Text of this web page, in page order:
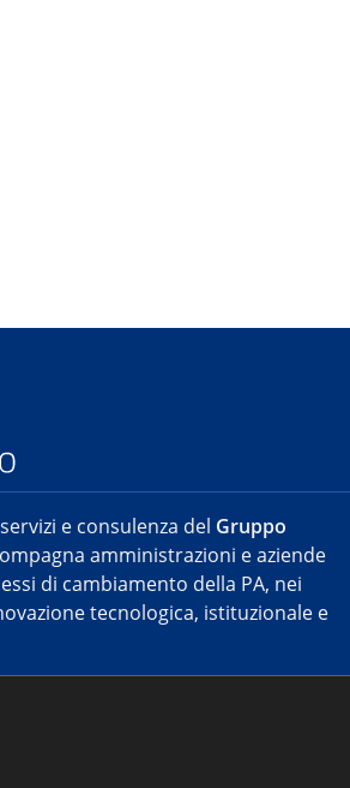
e consulenza del Gruppo
amministrazioni e aziende
di cambiamento della PA, nei
tecnologica, istituzionale e